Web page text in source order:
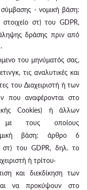
- νομική βάση:
στ) του GDPR,
δράσης πριν από
του μηνύματός σας,
τις αναλυτικές και
του Διαχειριστή ή των
που αναφέρονται στο
Cookies) ή άλλων
με τους οποίους
βάση: άρθρο 6
στ) του GDPR, δηλ. το
ή τρίτου·
και διεκδίκηση των
να προκύψουν στο